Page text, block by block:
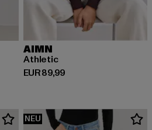
AIMN
Athletic
EUR 89,99
Derzeitiger Preis: EUR 89,99
NEU